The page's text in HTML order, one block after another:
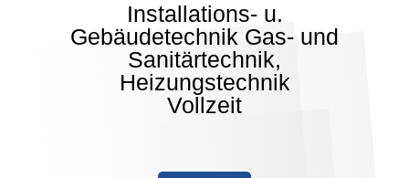
Installations- u.
Gebäudetechnik Gas- und
Sanitärtechnik,
Heizungstechnik
Vollzeit